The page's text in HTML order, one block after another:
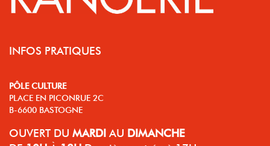
INFOS PRATIQUES
PÔLE CULTURE
PLACE EN PICONRUE 2C
B-6600 BASTOGNE
OUVERT DU MARDI AU DIMANCHE